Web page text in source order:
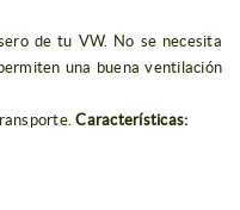
de tu VW. No se necesita
una buena ventilación
Características: